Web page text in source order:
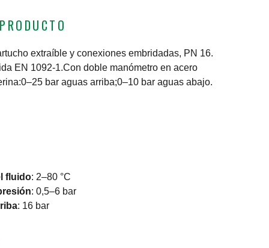
extraíble y conexiones embridadas, PN 16.
EN 1092-1.Con doble manómetro en acero
bar aguas arriba;0–10 bar aguas abajo.
fluido: 2–80 °C
: 0,5–6 bar
: 16 bar